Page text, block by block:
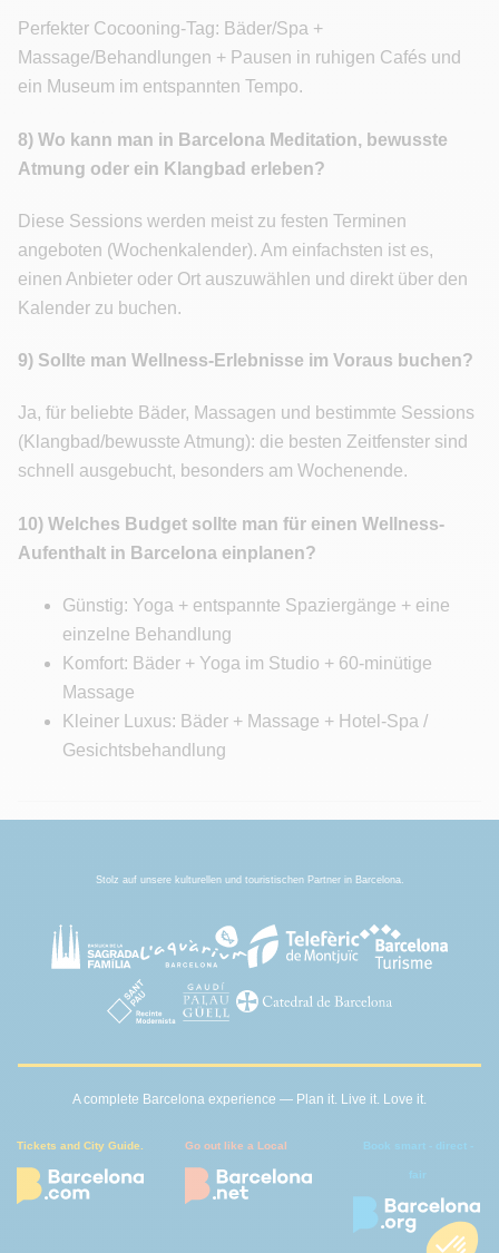
Perfekter Cocooning-Tag: Bäder/Spa +
Massage/Behandlungen + Pausen in ruhigen Cafés und
ein Museum im entspannten Tempo.
8) Wo kann man in Barcelona Meditation, bewusste
Atmung oder ein Klangbad erleben?
Diese Sessions werden meist zu festen Terminen
angeboten (Wochenkalender). Am einfachsten ist es,
einen Anbieter oder Ort auszuwählen und direkt über den
Kalender zu buchen.
9) Sollte man Wellness-Erlebnisse im Voraus buchen?
Ja, für beliebte Bäder, Massagen und bestimmte Sessions
(Klangbad/bewusste Atmung): die besten Zeitfenster sind
schnell ausgebucht, besonders am Wochenende.
10) Welches Budget sollte man für einen Wellness-
Aufenthalt in Barcelona einplanen?
Günstig: Yoga + entspannte Spaziergänge + eine
einzelne Behandlung
Komfort: Bäder + Yoga im Studio + 60-minütige
Massage
Kleiner Luxus: Bäder + Massage + Hotel-Spa /
Gesichtsbehandlung
Stolz auf unsere kulturellen und touristischen Partner in Barcelona.
A complete Barcelona experience — Plan it. Live it. Love it.
Tickets and City Guide. Go out like a Local Book smart - direct -
fair